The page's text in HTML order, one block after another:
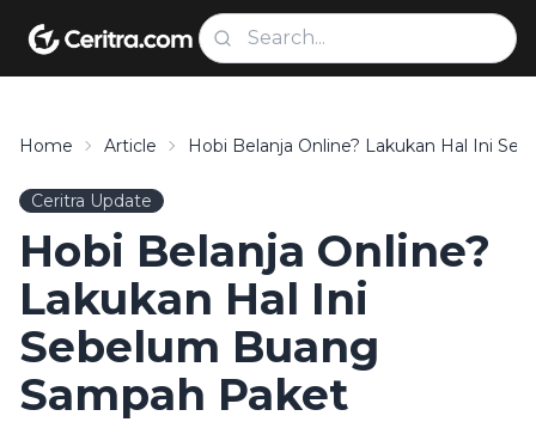
Home Article Hobi Belanja Online? Lakukan Hal Ini
Ceritra Update
Hobi Belanja Online?
Lakukan Hal Ini
Sebelum Buang
Sampah Paket